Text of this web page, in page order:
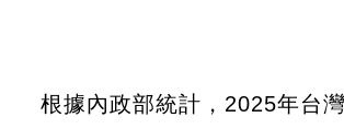
根據內政部統計，2025年台